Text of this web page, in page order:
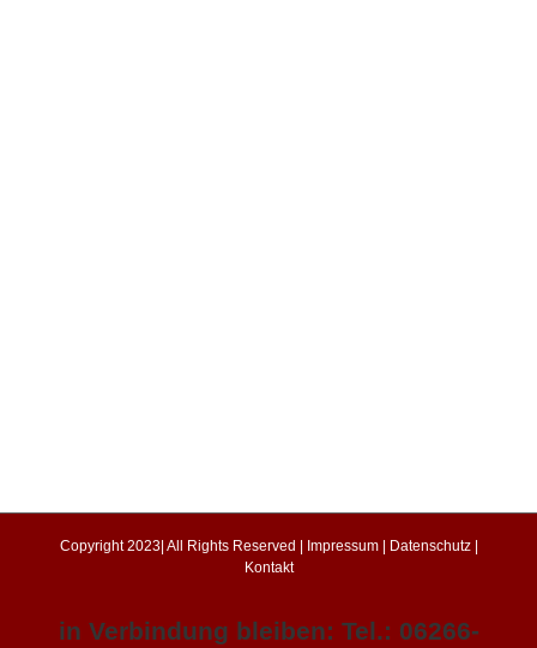
Copyright 2023| All Rights Reserved | Impressum| Datenschutz|
Kontakt
in Verbindung bleiben: Tel.: 06266-